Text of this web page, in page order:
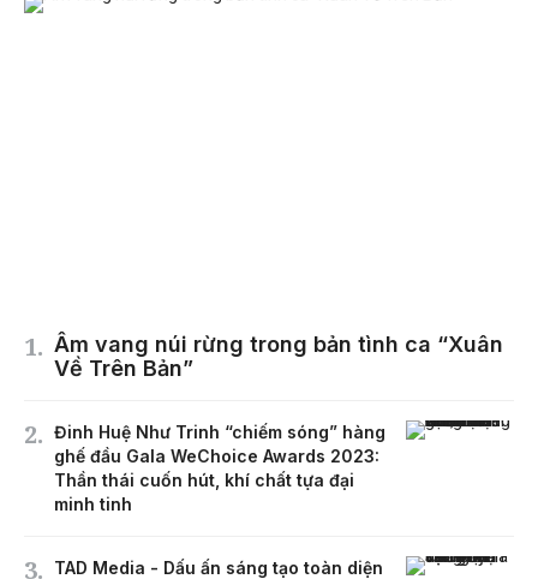
Âm vang núi rừng trong bản tình ca “Xuân
Về Trên Bản”
Đinh Huệ Như Trinh “chiếm sóng” hàng
ghế đầu Gala WeChoice Awards 2023:
Thần thái cuốn hút, khí chất tựa đại
minh tinh
TAD Media - Dấu ấn sáng tạo toàn diện